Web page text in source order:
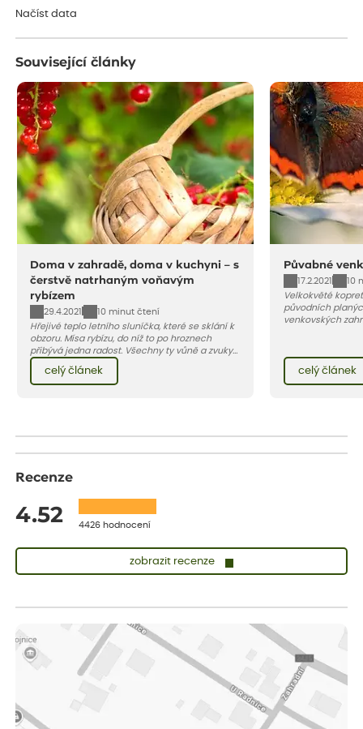
Načíst data
Související články
Doma v zahradě, doma v kuchyni – s
čerstvě natrhaným voňavým
rybízem
29.4.2021
10 minut čtení
Hřejivé teplo letního sluníčka, které se sklání k
obzoru. Mísa rybízu, do níž to po hroznech
přibývá jedna radost. Všechny ty vůně a zvuky
červencové zahrady. Sklizeň rybízu do kuchyně
vnese neuvěřitelný klid a radost. A taky trochu
bezstarostnosti dětství při mlsání babiččina
celý článek
Půvabné
17.2.2021
10
Velkokvěté
původních
venkovských
které dodají vaší
atmosféru,
letní louky u vaší
celý článek
Recenze
4.52 4426 hodnocení
zobrazit recenze
Vše přišlo velice rychle krásně zabalené. Rostlinky po přesazení
velice dobře prospívají
Jarda
Dobrý den, byli jsme spokojeni